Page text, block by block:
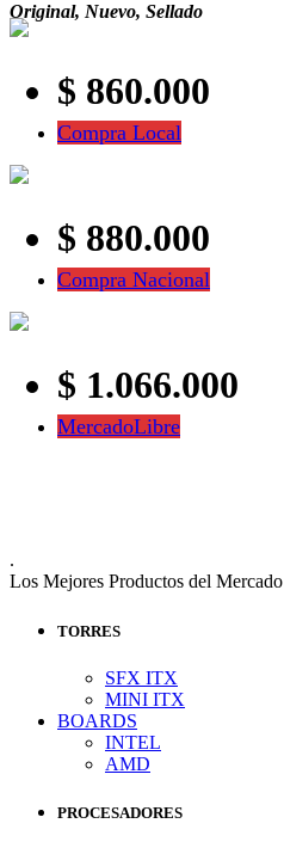
Original, Nuevo, Sellado
$ 860.000
Compra Local
$ 880.000
Compra Nacional
$ 1.066.000
MercadoLibre
.
Los Mejores Productos del Mercado
TORRES
SFX ITX
MINI ITX
BOARDS
INTEL
AMD
PROCESADORES